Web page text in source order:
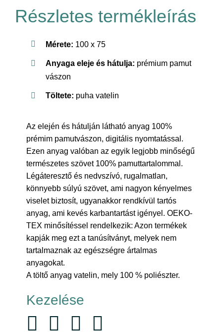
Részletes termékleírás
Mérete: 100 x 75
Anyaga eleje és hátulja: prémium pamut
vászon
Töltete: puha vatelin
Az elején és hátulján látható anyag 100%
prémim pamutvászon, digitális nyomtatással.
Ezen anyag valóban az egyik legjobb minőségű
természetes szövet 100% pamuttartalommal.
Légáteresztő és nedvszívó, rugalmatlan,
könnyebb súlyú szövet, ami nagyon kényelmes
viselet biztosít, ugyanakkor rendkívül tartós
anyag, ami kevés karbantartást igényel. OEKO-
TEX minősítéssel rendelkezik: Azon termékek
kapják meg ezt a tanúsítványt, melyek nem
tartalmaznak az egészségre ártalmas
anyagokat.
A töltő anyag vatelin, mely 100 % poliészter.
Kezelése